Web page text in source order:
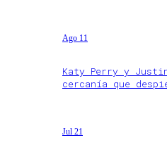
Ago 11
Katy Perry y
cercanía que
Jul 21